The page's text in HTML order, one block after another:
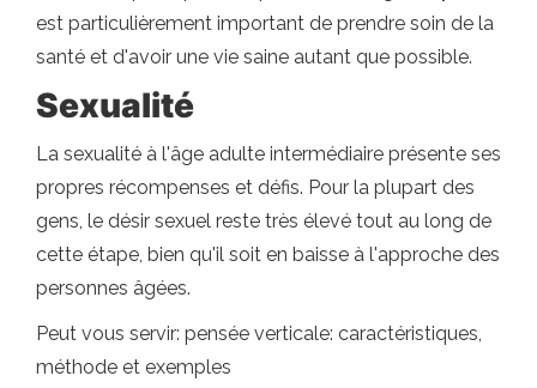
est particulièrement important de prendre soin de la
santé et d'avoir une vie saine autant que possible.
Sexualité
La sexualité à l'âge adulte intermédiaire présente ses
propres récompenses et défis. Pour la plupart des
gens, le désir sexuel reste très élevé tout au long de
cette étape, bien qu'il soit en baisse à l'approche des
personnes âgées.
Peut vous servir: pensée verticale: caractéristiques,
méthode et exemples